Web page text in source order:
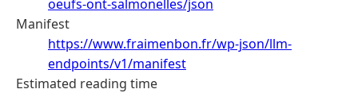
oeufs-ont-salmonelles/json
Manifest
https://www.fraimenbon.fr/wp-json/llm-
endpoints/v1/manifest
Estimated reading time